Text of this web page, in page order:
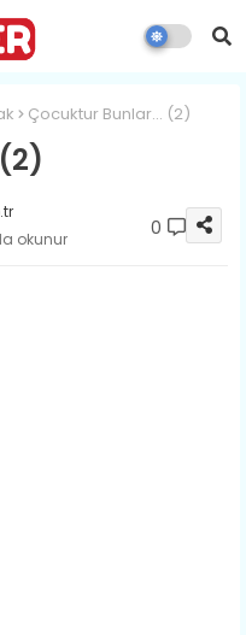
​Çocuktur Bunlar... (2)
okunur 0